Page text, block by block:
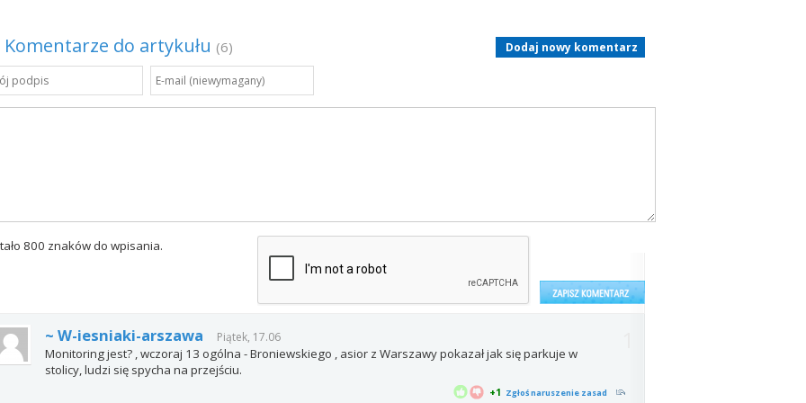
Komentarze do artykułu (6) Dodaj nowy komentarz
800 znaków do wpisania.
+1
~ W-iesniaki-arszawa Piątek, 17.06
Monitoring jest? , wczoraj 13 ogólna - Broniewskiego , asior z Warszawy pokazał jak się parkuje w
stolicy, ludzi się spycha na przejściu.
Zgłoś naruszenie zasad